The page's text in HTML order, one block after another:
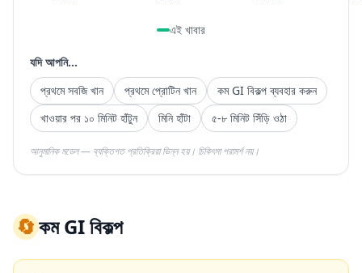
এই খাবার
যদি আপনি...
প্রথমে সবজি খান
প্রথমে প্রোটিন খান
কম GI বিকল্প ব্যবহার করুন
খাওয়ার পর ১০ মিনিট হাঁটুন
মিনি হাঁটা ৫-৮ মিনিট সিঁড়ি ওঠা
আনুমানিক মডেল — ব্যক্তিগত প্রতিক্রিয়া ভিন্ন হয়। চিকিৎসা পরামর্শ নয়।
🔄কম GI বিকল্প